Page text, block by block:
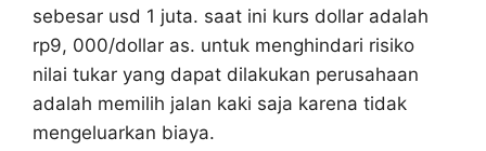
sebesar usd 1 juta. saat ini kurs dollar adalah
rp9, 000/dollar as. untuk menghindari risiko
nilai tukar yang dapat dilakukan perusahaan
adalah memilih jalan kaki saja karena tidak
mengeluarkan biaya.